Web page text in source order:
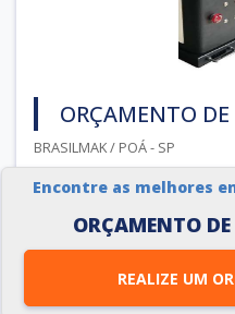
Encontre as melhores
ORÇAMENTO
ORÇAMENTO DE
BRASILMAK / POÁ - SP
Bastante aplicadas em
impressoras UV LED
qualidade, proporcionando
independentemente do